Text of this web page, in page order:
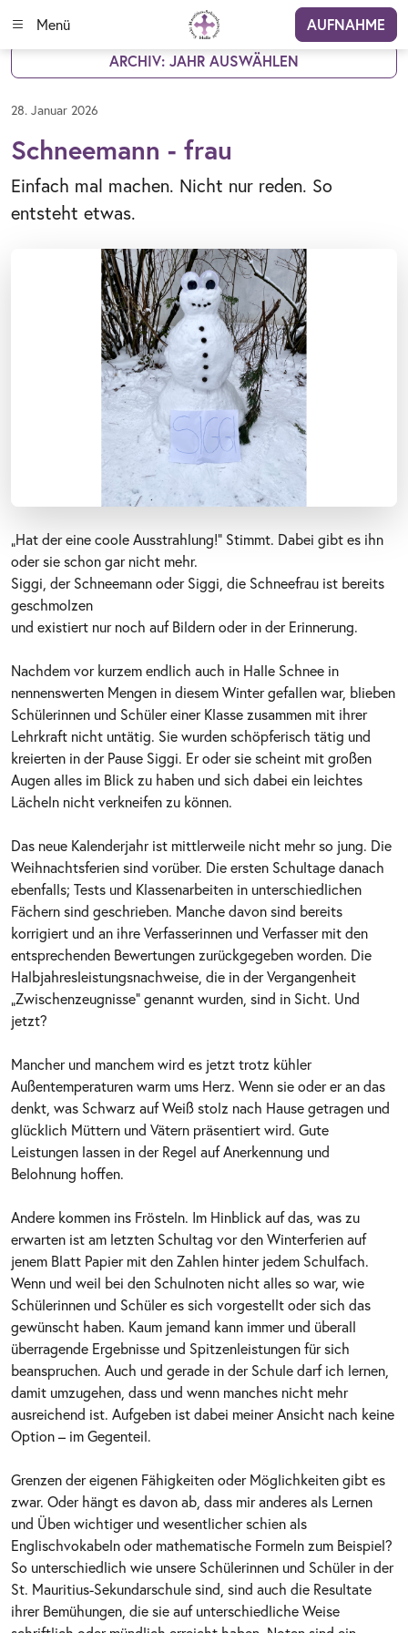
Menü AUFNAHME
28. Januar 2026
Schneemann - frau
Einfach mal machen. Nicht nur reden. So
entsteht etwas.
„Hat der eine coole Ausstrahlung!“ Stimmt. Dabei gibt es ihn
oder sie schon gar nicht mehr.
Siggi, der Schneemann oder Siggi, die Schneefrau ist bereits
geschmolzen
und existiert nur noch auf Bildern oder in der Erinnerung.
Nachdem vor kurzem endlich auch in Halle Schnee in
nennenswerten Mengen in diesem Winter gefallen war, blieben
Schülerinnen und Schüler einer Klasse zusammen mit ihrer
Lehrkraft nicht untätig. Sie wurden schöpferisch tätig und
kreierten in der Pause Siggi. Er oder sie scheint mit großen
Augen alles im Blick zu haben und sich dabei ein leichtes
Lächeln nicht verkneifen zu können.
Das neue Kalenderjahr ist mittlerweile nicht mehr so jung. Die
Weihnachtsferien sind vorüber. Die ersten Schultage danach
ebenfalls; Tests und Klassenarbeiten in unterschiedlichen
Fächern sind geschrieben. Manche davon sind bereits
korrigiert und an ihre Verfasserinnen und Verfasser mit den
entsprechenden Bewertungen zurückgegeben worden. Die
Halbjahresleistungsnachweise, die in der Vergangenheit
„Zwischenzeugnisse“ genannt wurden, sind in Sicht. Und
jetzt?
Mancher und manchem wird es jetzt trotz kühler
Außentemperaturen warm ums Herz. Wenn sie oder er an das
denkt, was Schwarz auf Weiß stolz nach Hause getragen und
glücklich Müttern und Vätern präsentiert wird. Gute
Leistungen lassen in der Regel auf Anerkennung und
Belohnung hoffen.
Andere kommen ins Frösteln. Im Hinblick auf das, was zu
erwarten ist am letzten Schultag vor den Winterferien auf
jenem Blatt Papier mit den Zahlen hinter jedem Schulfach.
Wenn und weil bei den Schulnoten nicht alles so war, wie
Schülerinnen und Schüler es sich vorgestellt oder sich das
gewünscht haben. Kaum jemand kann immer und überall
überragende Ergebnisse und Spitzenleistungen für sich
beanspruchen. Auch und gerade in der Schule darf ich lernen,
damit umzugehen, dass und wenn manches nicht mehr
ausreichend ist. Aufgeben ist dabei meiner Ansicht nach keine
Option – im Gegenteil.
Grenzen der eigenen Fähigkeiten oder Möglichkeiten gibt es
zwar. Oder hängt es davon ab, dass mir anderes als Lernen
und Üben wichtiger und wesentlicher schien als
Englischvokabeln oder mathematische Formeln zum Beispiel?
So unterschiedlich wie unsere Schülerinnen und Schüler in der
St. Mauritius-Sekundarschule sind, sind auch die Resultate
ihrer Bemühungen, die sie auf unterschiedliche Weise
ARCHIV: JAHR AUSWÄHLEN